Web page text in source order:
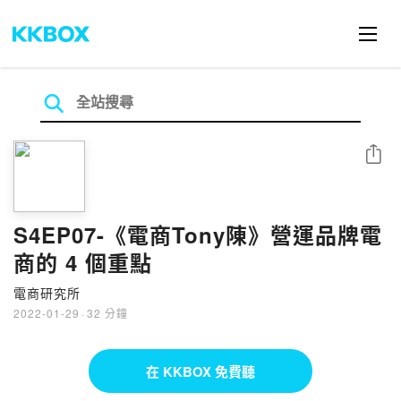
S4EP07-《電商Tony陳》營運品牌電
商的 4 個重點
電商研究所
2022-01-29 · 32 分鐘
分享
在 KKBOX 免費聽